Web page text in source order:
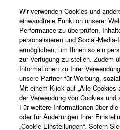
Registrierung von „Yamaha Music
Über Yamaha
Deutschland - German
Business
Wir verwenden Cookies und
einwandfreie Funktion unserer
Performance zu überprüfen,
personalisieren und Social-
ermöglichen, um Ihnen so ein
zur Verfügung zu stellen. Zudem
Informationen zu Ihrer
unsere Partner für Werbung,
Mit einem Klick auf „Alle Cookies
der Verwendung von Cookies und
Für weitere Informationen über
oder für Änderungen Ihrer
„Cookie Einstellungen“. Sofern